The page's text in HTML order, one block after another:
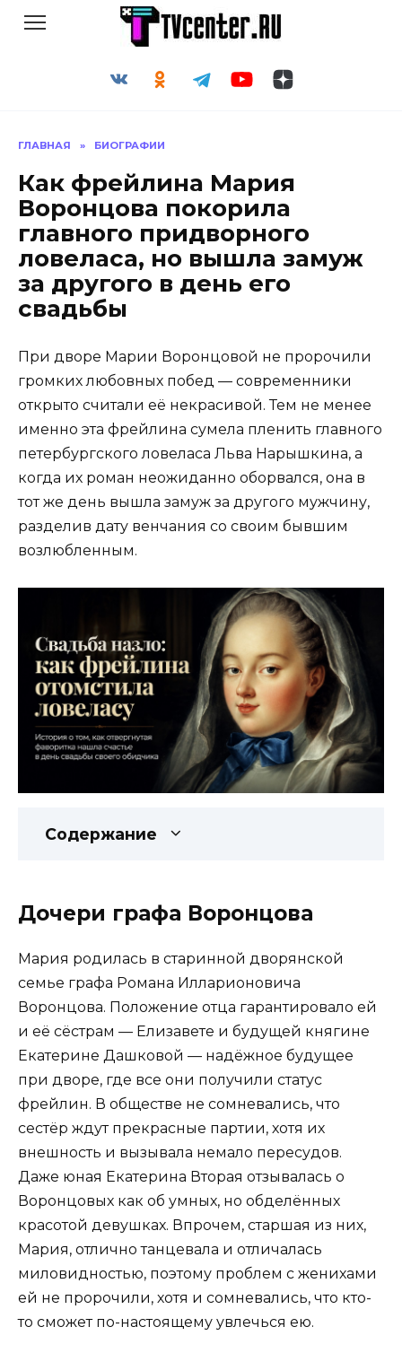
ГЛАВНАЯ » БИОГРАФИИ
Как фрейлина Мария
Воронцова покорила
главного придворного
ловеласа, но вышла замуж
за другого в день его
свадьбы
При дворе Марии Воронцовой не пророчили
громких любовных побед — современники
открыто считали её некрасивой. Тем не менее
именно эта фрейлина сумела пленить главного
петербургского ловеласа Льва Нарышкина, а
когда их роман неожиданно оборвался, она в
тот же день вышла замуж за другого мужчину,
разделив дату венчания со своим бывшим
возлюбленным.
Содержание
Дочери графа Воронцова
Мария родилась в старинной дворянской
семье графа Романа Илларионовича
Воронцова. Положение отца гарантировало ей
и её сёстрам — Елизавете и будущей княгине
Екатерине Дашковой — надёжное будущее
при дворе, где все они получили статус
фрейлин. В обществе не сомневались, что
сестёр ждут прекрасные партии, хотя их
внешность и вызывала немало пересудов.
Даже юная Екатерина Вторая отзывалась о
Воронцовых как об умных, но обделённых
красотой девушках. Впрочем, старшая из них,
Мария, отлично танцевала и отличалась
миловидностью, поэтому проблем с женихами
ей не пророчили, хотя и сомневались, что кто-
то сможет по-настоящему увлечься ею.